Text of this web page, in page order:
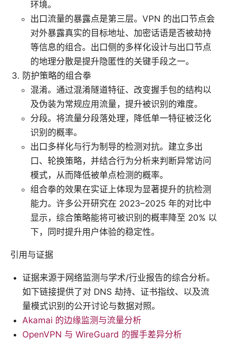
环境。
出口流量的暴露点是第三层。VPN 的出口节点会
对外暴露真实的目标地址、加密话语是否被劫持
等信息的组合。出口侧的多样化设计与出口节点
的地理分散是提升隐匿性的关键手段之一。
防护策略的组合拳
混淆。通过混淆隧道特征、改变握手包的结构以
及伪装为常规应用流量，提升被识别的难度。
分段。将流量分段落处理，降低单一特征被泛化
识别的概率。
出口多样化与行为制导的检测对抗。建立多出
口、轮换策略，并结合行为分析来判断异常访问
模式，从而降低被单点检测的概率。
组合拳的效果在实证上体现为显著提升的抗检测
能力。许多公开研究在 2023–2025 年的对比中
显示，综合策略能将可被识别的概率降至 20% 以
下，同时提升用户体验的稳定性。
引用与证据
证据来源于网络监测与学术/行业报告的综合分析。
如下链接提供了对 DNS 劫持、证书指纹、以及流
量模式识别的公开讨论与数据对照。
Akamai 的边缘监测与流量分析
OpenVPN 与 WireGuard 的握手差异分析